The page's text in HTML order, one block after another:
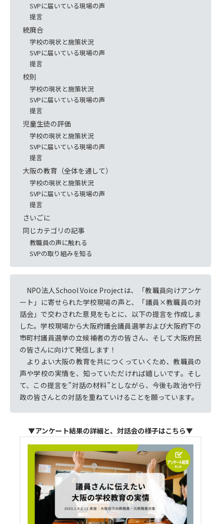
SVPに届いている現場の声
提言
統廃合
学校の現状と施策状況
SVPに届いている現場の声
提言
校則
学校の現状と施策状況
SVPに届いている現場の声
提言
児童生徒の評価
学校の現状と施策状況
SVPに届いている現場の声
提言
大阪の教育（全体を通して）
学校の現状と施策状況
SVPに届いている現場の声
提言
さいごに
同じカテゴリの記事
教職員の声に触れる
SVPの取り組みを知る
NPO法人School Voice Projectは、「教職員向けアンケ
ート」に寄せられた学校現場の声と、「議員×教職員の対
話会」で交わされた意見をもとに、以下の提言を作成しま
した。学校現場から大阪府議会議員選挙および大阪府下の
市町村議員選挙の立候補者の方の皆さん、そして大阪府民
の皆さんに向けて発信します！
よりよい大阪の教育を共につくっていくため、教職員の
声や学校の実情を、知っていただければ嬉しいです。そし
て、この提言を”対話の材料”としながら、今後も政治や行
政の皆さんとの対話を重ねていけることを願っています。
▼アンケート結果の詳細と、対話会の様子はこちら▼